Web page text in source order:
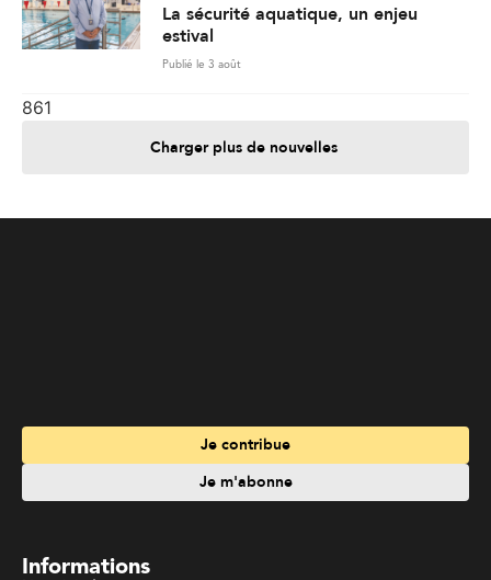
La sécurité aquatique, un enjeu
estival
Publié le 3 août
861
Charger plus de nouvelles
Informations